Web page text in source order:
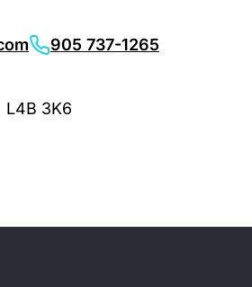
905 737-1265
L4B 3K6